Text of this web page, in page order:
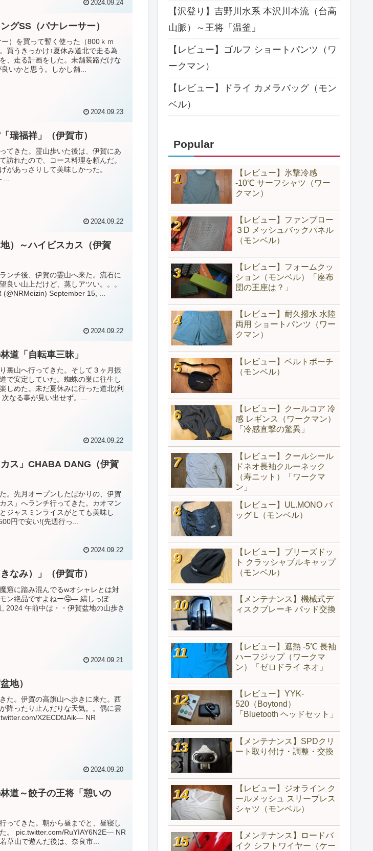
2024.09.24
グSS（パナレーサー）
）を買って暫く使った（800ｋｍ
買うきっかけ↑夏休み道北で走る為
、走る計画をした。未舗装路だけな
いかと思う。しかし舗...
2024.09.23
瑞福祥」（伊賀市）
てきた。霊山歩いた後は、伊賀にあ
訪れたので、コース料理を頼んだ。
があっさりして美味しかった。
2024.09.22
）～ハイビスカス（伊賀
ンチ後、伊賀の霊山へ来た。流石に
良い山上だけど、蒸しアツい。。。
September 15, ...
2024.09.22
道「自転車三昧」
裏山へ行ってきた。そして３ヶ月振
で安定していた。蜘蛛の巣に往生し
しめた。未だ夏休みに行った道北(利
なる事が見い出せず。...
2024.09.22
カス」CHABA DANG（伊賀
。先月オープンしたばかりの、伊賀
ス」へランチ行ってきた。カオマン
ジャスミンライスがとても美味し
円で安い!(先週行っ...
2024.09.22
なみ）」（伊賀市）
窟に踏み混んでるwオシャレとは対
ン絶品ですよねー🤤— 縞しっぽ
2024 午前中は・・伊賀盆地の山歩き
2024.09.21
地）
た。伊賀の高旗山へ歩きに来た。西
降ったり止んだりな天気。。偶に雲
X2ECDfJAik— NR
2024.09.20
道～餃子の王将「憩いの
ってきた。朝から昼までと、昼寝し
。 pic.twitter.com/RuYIAY6N2E— NR
草山で遊んだ後は、奈良市...
【沢登り】吉野川水系 本沢川本流（台高
山脈）～王将「温釜」
【レビュー】ゴルフ ショートパンツ（ワ
ークマン）
【レビュー】ドライ カメラバッグ（モン
ベル）
Popular
【レビュー】氷撃冷感
-10℃ サーフシャツ（ワー
クマン）
【レビュー】ファンブロー
３D メッシュバックパネル
（モンベル）
【レビュー】フォームクッ
ション（モンベル）「座布
団の王座は？」
【レビュー】耐久撥水 水陸
両用 ショートパンツ（ワー
クマン）
【レビュー】ベルトポーチ
（モンベル）
【レビュー】クールコア 冷
感 レギンス（ワークマン）
「冷感直撃の驚異」
【レビュー】クールシール
ドネオ長袖クルーネック
（寿ニット）「ワークマ
ン」
【レビュー】UL.MONO バ
ッグ L（モンベル）
【レビュー】ブリーズドッ
ト クラッシャブルキャップ
（モンベル）
【メンテナンス】機械式デ
ィスクブレーキ パッド交換
【レビュー】遮熱 -5℃ 長袖
ハーフジップ（ワークマ
ン）「ゼロドライ ネオ」
【レビュー】YYK-
520（‎Boytond）
「Bluetooth ヘッドセット」
【メンテナンス】SPDクリ
ート取り付け・調整・交換
【レビュー】ジオライン ク
ールメッシュ スリーブレス
シャツ（モンベル）
【メンテナンス】ロードバ
イク シフトワイヤー（ケー